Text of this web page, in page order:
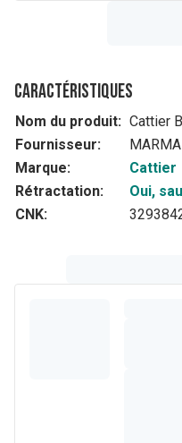
Caractéristiques
Nom du produit: Cattier
Fournisseur:
Marque:
Cattier
Rétractation:
Oui,
CNK: